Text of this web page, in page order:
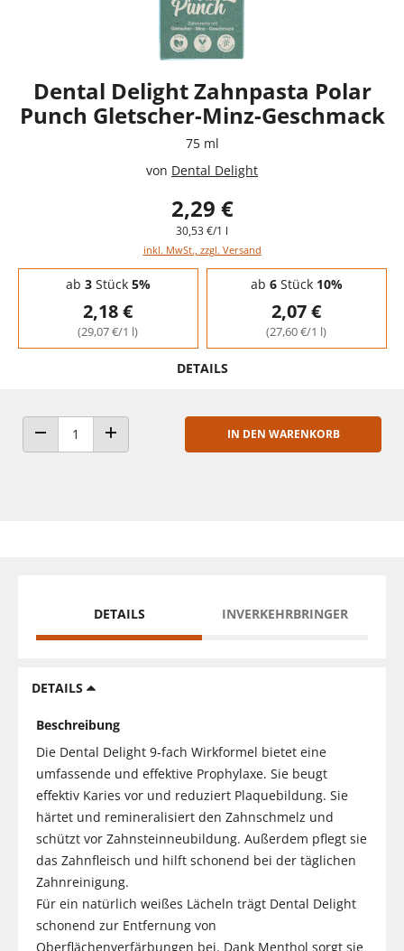
Dental Delight Zahnpasta Polar
Punch Gletscher-Minz-Geschmack
75 ml
von Dental Delight
2,29 €
30,53 €/1 l
inkl. MwSt., zzgl. Versand
Staffelpreise - Mengenrabatt
ab 3Stück 5%
2,18 €
(29,07 €/1 l)
ab 6Stück 10%
2,07 €
(27,60 €/1 l)
DETAILS
ANZAHL VERRINGERNANZAHL ERHÖHEN
IN DEN WARENKORB
DETAILS INVERKEHRBRINGER
DETAILS
Beschreibung
Die Dental Delight 9-fach Wirkformel bietet eine
umfassende und effektive Prophylaxe. Sie beugt
effektiv Karies vor und reduziert Plaquebildung. Sie
härtet und remineralisiert den Zahnschmelz und
schützt vor Zahnsteinneubildung. Außerdem pflegt sie
das Zahnfleisch und hilft schonend bei der täglichen
Zahnreinigung.
Für ein natürlich weißes Lächeln trägt Dental Delight
schonend zur Entfernung von
Oberflächenverfärbungen bei. Dank Menthol sorgt sie